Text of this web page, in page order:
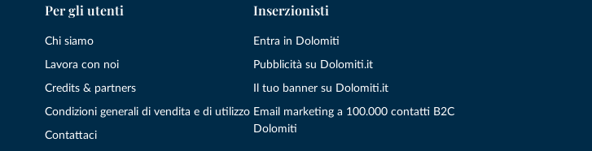
Per gli utenti
Chi siamo
Lavora con noi
Credits & partners
Condizioni generali di vendita e di utilizzo
Contattaci
Inserzionisti
Entra in Dolomiti
Pubblicità su Dolomiti.it
Il tuo banner su Dolomiti.it
Email marketing a 100.000 contatti B2C
Dolomiti